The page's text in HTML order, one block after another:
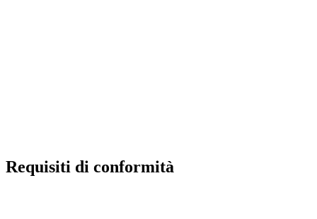
Requisiti di conformità